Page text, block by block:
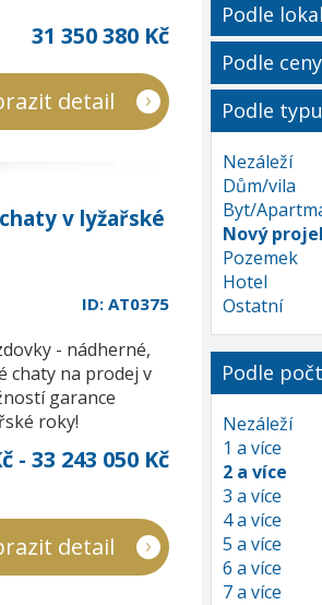
31 350 380 Kč
detail
v lyžařské
ID: AT0375
- nádherné,
chaty na prodej v
garance
roky!
- 33 243 050 Kč
detail
Podle
Podle ceny
Podle
Nezáleží
Dům/vila
Byt/
Nový
Pozemek
Hotel
Ostatní
Podle
Nezáleží
1 a více
2 a více
3 a více
4 a více
5 a více
6 a více
7 a více